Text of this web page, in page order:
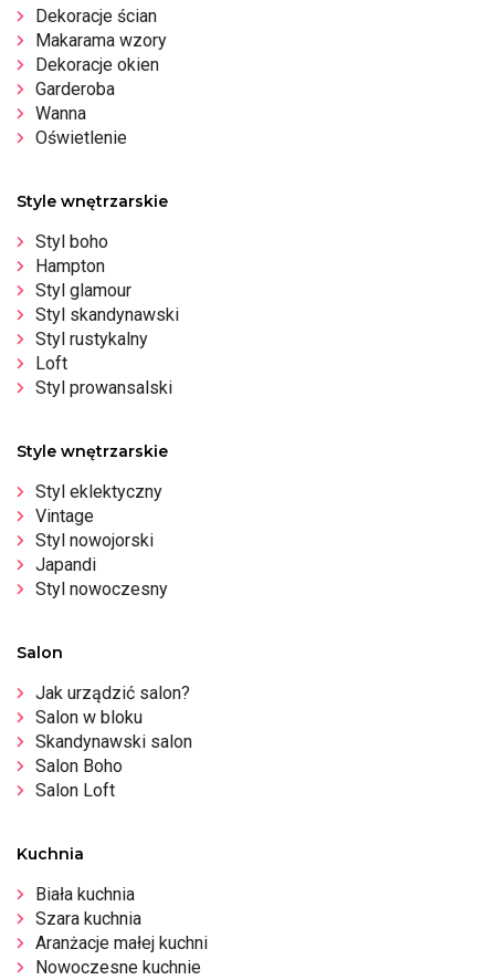
Dekoracje ścian
Makarama wzory
Dekoracje okien
Garderoba
Wanna
Oświetlenie
Style wnętrzarskie
Styl boho
Hampton
Styl glamour
Styl skandynawski
Styl rustykalny
Loft
Styl prowansalski
Style wnętrzarskie
Styl eklektyczny
Vintage
Styl nowojorski
Japandi
Styl nowoczesny
Salon
Jak urządzić salon?
Salon w bloku
Skandynawski salon
Salon Boho
Salon Loft
Kuchnia
Biała kuchnia
Szara kuchnia
Aranżacje małej kuchni
Nowoczesne kuchnie